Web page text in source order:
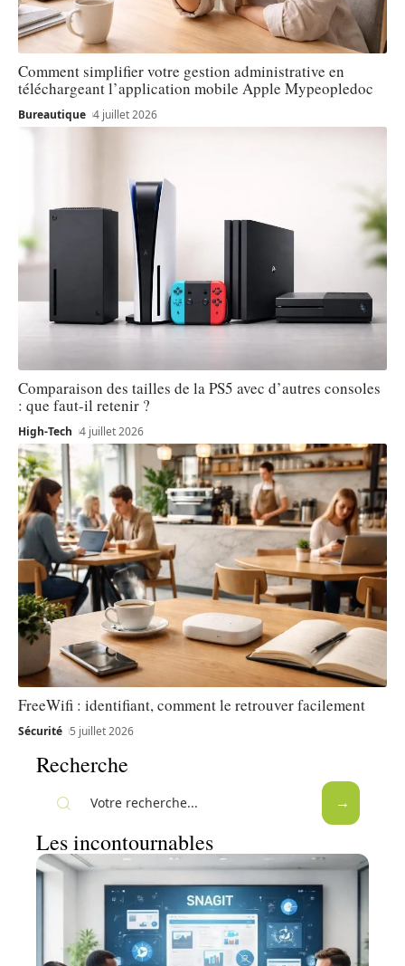
Comment simplifier votre gestion administrative en
téléchargeant l’application mobile Apple Mypeopledoc
Bureautique 4 juillet 2026
Comparaison des tailles de la PS5 avec d’autres consoles
: que faut-il retenir ?
High-Tech 4 juillet 2026
FreeWifi : identifiant, comment le retrouver facilement
Sécurité 5 juillet 2026
Recherche
Les incontournables